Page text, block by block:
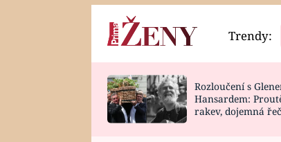
Horoskopy
HOROSKOP NA
Video
CELEBRITY
VAŘENÍ
Trendy:
Rozloučení s
Hansardem:
rakev, dojemná